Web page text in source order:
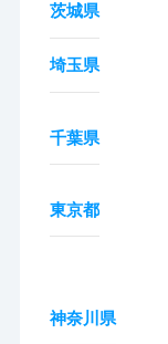
茨城県
埼玉県
千葉県
東京都
神奈川県